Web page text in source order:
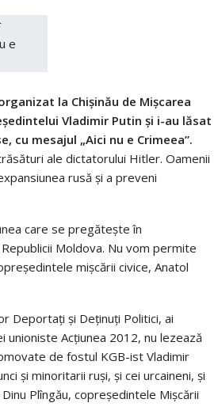
la Chișinău de Mișcarea
Vladimir Putin și i-au lăsat
cu mesajul „Aici nu e Crimeea”.
ale dictatorului Hitler. Oamenii
rusă și a preveni
care se pregătește în
Moldova. Nu vom permite
mișcării civice, Anatol
Deportați și Deținuți Politici, ai
Acțiunea 2012, nu lezează
de fostul KGB-ist Vladimir
și minoritarii ruși, și cei urcaineni, și
Plîngău, copreședintele Mișcării